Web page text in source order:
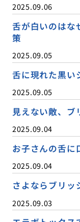
2025.09.06
舌が白いのはな
策
2025.09.05
舌に現れた黒い
2025.09.05
見えない敵、ブ
2025.09.04
お子さんの舌に
2025.09.04
さよならブリッ
2025.09.03